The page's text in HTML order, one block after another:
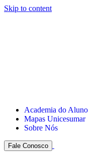
Skip to content
Academia do Aluno
Mapas Unicesumar
Sobre Nós
Fale Conosco